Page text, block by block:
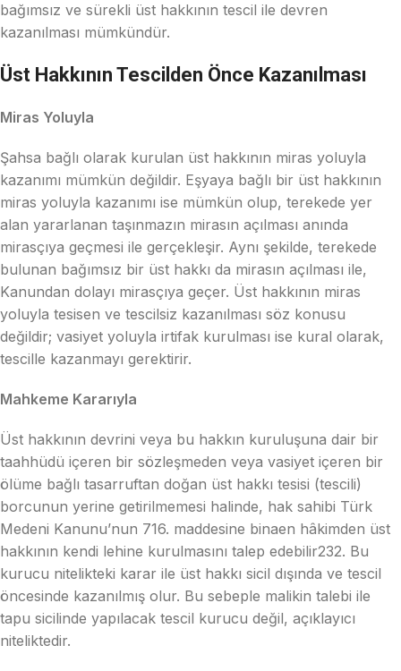
bağımsız ve sürekli üst hakkının tescil ile devren
kazanılması mümkündür.
Üst Hakkının Tescilden Önce Kazanılması
Miras Yoluyla
Şahsa bağlı olarak kurulan üst hakkının miras yoluyla
kazanımı mümkün değildir. Eşyaya bağlı bir üst hakkının
miras yoluyla kazanımı ise mümkün olup, terekede yer
alan yararlanan taşınmazın mirasın açılması anında
mirasçıya geçmesi ile gerçekleşir. Aynı şekilde, terekede
bulunan bağımsız bir üst hakkı da mirasın açılması ile,
Kanundan dolayı mirasçıya geçer. Üst hakkının miras
yoluyla tesisen ve tescilsiz kazanılması söz konusu
değildir; vasiyet yoluyla irtifak kurulması ise kural olarak,
tescille kazanmayı gerektirir.
Mahkeme Kararıyla
Üst hakkının devrini veya bu hakkın kuruluşuna dair bir
taahhüdü içeren bir sözleşmeden veya vasiyet içeren bir
ölüme bağlı tasarruftan doğan üst hakkı tesisi (tescili)
borcunun yerine getirilmemesi halinde, hak sahibi Türk
Medeni Kanunu’nun 716. maddesine binaen hâkimden üst
hakkının kendi lehine kurulmasını talep edebilir232. Bu
kurucu nitelikteki karar ile üst hakkı sicil dışında ve tescil
öncesinde kazanılmış olur. Bu sebeple malikin talebi ile
tapu sicilinde yapılacak tescil kurucu değil, açıklayıcı
niteliktedir.